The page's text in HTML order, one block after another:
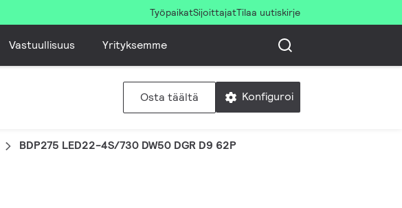
TyöpaikatSijoittajatTilaa uutiskirje
Vastuullisuus Yrityksemme
Osta täältä Konfiguroi
BDP275 LED22-4S/730 DW50 DGR D9 62P